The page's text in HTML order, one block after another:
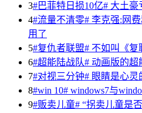
3#巴菲特日损10亿# 大土
4#流量不清零# 李克强:网
用了
5#复仇者联盟# 不如叫《复
6#超能陆战队# 动画版的超
7#对视三分钟# 眼睛是心
8#win 10# windows7与
9#贩卖儿童# “拐卖儿童是